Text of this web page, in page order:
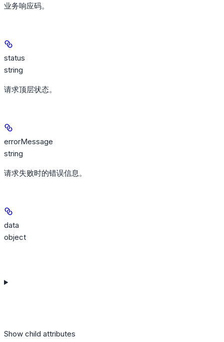
业务响应码。
status
string
请求顶层状态。
errorMessage
string
请求失败时的错误信息。
data
object
Show child attributes